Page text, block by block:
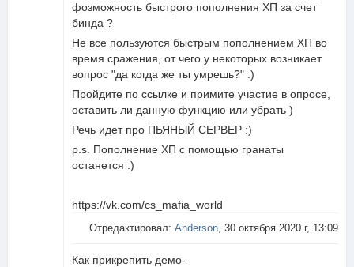
фозможность быстрого пополнения ХП за счет
бинда ?
Не все пользуются быстрым пополнением ХП во
время сражения, от чего у некоторых возникает
вопрос "да когда же ты умрешь?" :)
Пройдите по ссылке и примите участие в опросе,
оставить ли данную функцию или убрать )
Речь идет про ПЬЯНЫЙ СЕРВЕР :)
p.s. Пополнение ХП с помощью гранаты
останется :)
https://vk.com/cs_mafia_world
Отредактировал: Anderson, 30 октября 2020 г, 13:09
Как прикрепить демо-